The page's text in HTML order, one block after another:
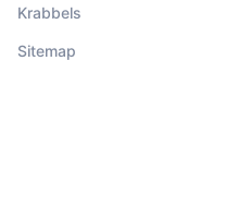
Krabbels
Sitemap